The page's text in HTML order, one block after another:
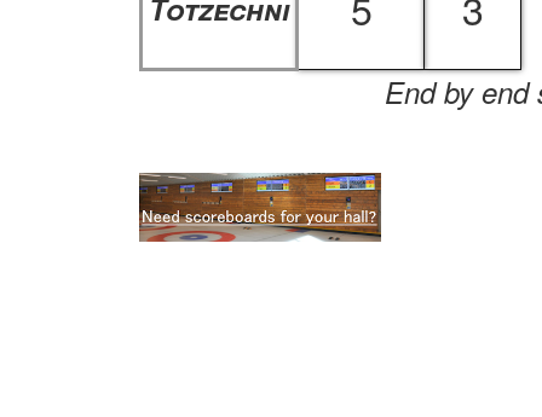
Totzechni
End by end